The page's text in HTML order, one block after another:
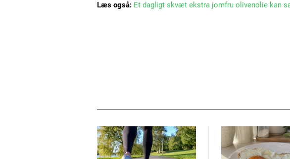
Læs også: Et dagligt skvæt ekstra jomfru olivenolie kan